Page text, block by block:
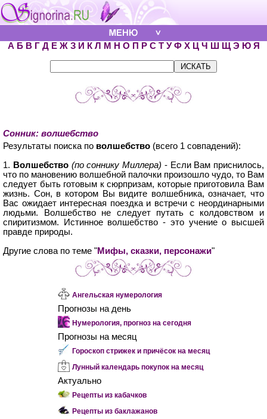
А Б В Г Д Е Ж З И К Л М Н О П Р С Т У Ф Х Ц Ч Ш Щ Э Ю Я
Сонник: волшебство
Результаты поиска по волшебство (всего 1 совпадений):
1. Волшебство (по соннику Миллера) - Если Вам приснилось,
что по мановению волшебной палочки произошло чудо, то Вам
следует быть готовым к сюрпризам, которые приготовила Вам
жизнь. Сон, в котором Вы видите волшебника, означает, что
Вас ожидает интересная поездка и встречи с неординарными
людьми. Волшебство не следует путать с колдовством и
спиритизмом. Истинное волшебство - это учение о высшей
правде природы.
Другие слова по теме "Мифы, сказки, персонажи"
Ангельская нумерология
Прогнозы на день
Нумерология, прогноз на сегодня
Прогнозы на месяц
Гороскоп стрижек и причёсок на месяц
Лунный календарь покупок на месяц
Актуально
Рецепты из кабачков
Рецепты из баклажанов